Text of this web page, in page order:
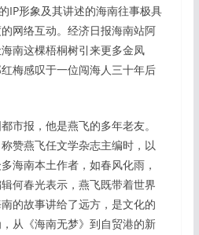
IP形象及其讲述的海南往事极具
网络互动。经济日报海南站阿
南这棵梧桐树引来更多金凤
梅感叹于一位闯海人三十年后
市报，他是燕飞的多年老友。
赞燕飞任文学杂志主编时，以
海南本土作者，如春风化雨，
何春光表示，燕飞既带着世界
的故事讲给了远方，是文化的
从《海南无梦》到自贸港的新